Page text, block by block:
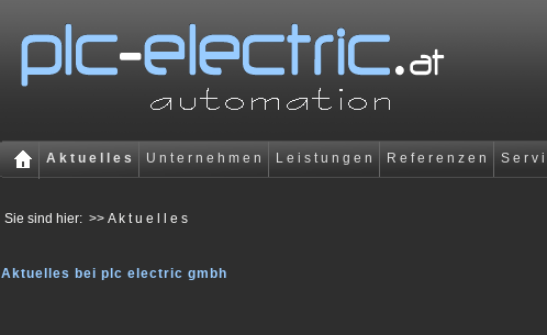
Aktuelles bei plc electric gmbh
A k t u e l l e s U n t e r n e h m e n L e i s t u n g e n R e f e r e n z e n S e r v
Sie sind hier: >> A k t u e l l e s